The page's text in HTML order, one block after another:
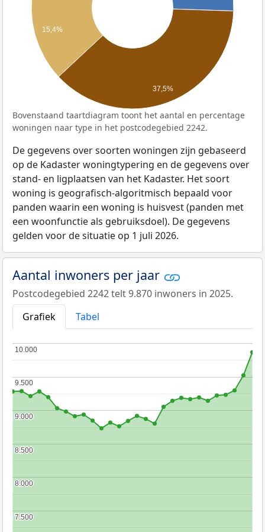
15,4%
37,5%
Bovenstaand taartdiagram toont het aantal en percentage
woningen naar type in het postcodegebied 2242.
De gegevens over soorten woningen zijn gebaseerd
op de Kadaster woningtypering en de gegevens over
stand- en ligplaatsen van het Kadaster. Het soort
woning is geografisch-algoritmisch bepaald voor
panden waarin een woning is huisvest (panden met
een woonfunctie als gebruiksdoel). De gegevens
gelden voor de situatie op 1 juli 2026.
Aantal inwoners per jaar
Postcodegebied 2242 telt 9.870 inwoners in 2025.
Grafiek
Tabel
7.500
7.500
8.000
8.000
8.500
8.500
9.000
9.000
9.500
9.500
10.000
10.000